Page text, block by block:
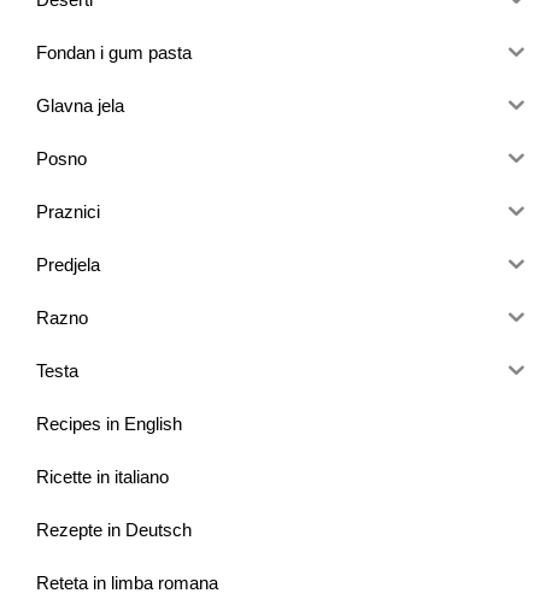
Fondan i gum pasta
Glavna jela
Posno
Praznici
Predjela
Razno
Testa
Recipes in English
Ricette in italiano
Rezepte in Deutsch
Reteta in limba romana